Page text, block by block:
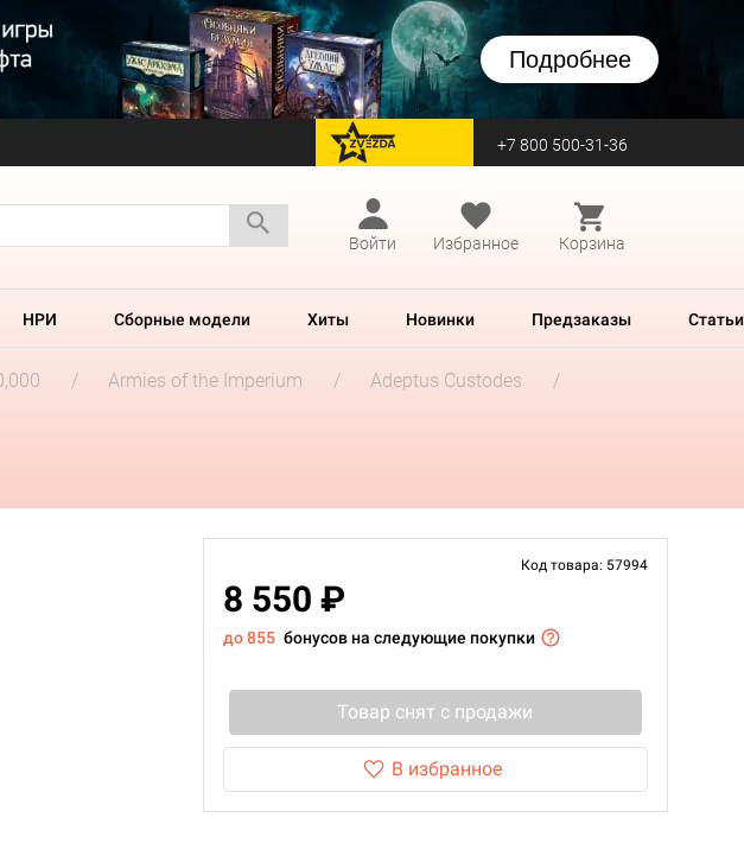
Подробнее
перейти на Zvezda +7 800 500-31-36
Войти
Избранное Корзина
НРИ Сборные модели Хиты Новинки Предзаказы Статьи
Armies of the Imperium
Adeptus Custodes
Код товара: 57994
8 550 ₽
до 855 бонусов на следующие покупки
Товар снят с продажи
В избранное